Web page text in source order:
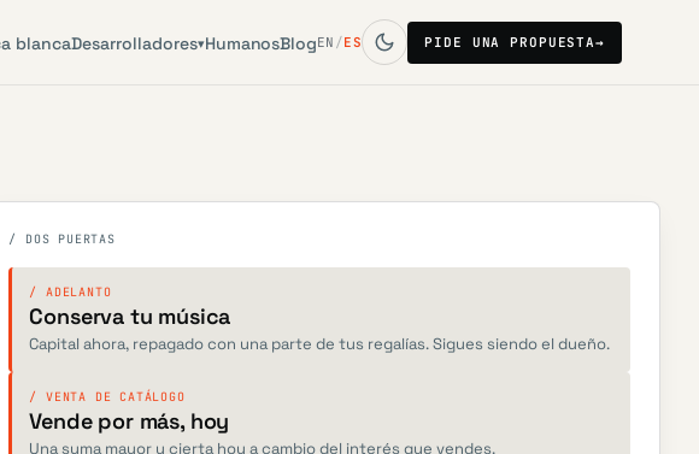
blancaDesarrolladores▾HumanosBlogEN /ES PIDE UNA PROPUESTA→
/ DOS PUERTAS
/ ADELANTO
Conserva tu música
Capital ahora, repagado con una parte de tus regalías. Sigues siendo el dueño.
/ VENTA DE CATÁLOGO
Vende por más, hoy
Una suma mayor y cierta hoy a cambio del interés que vendes.